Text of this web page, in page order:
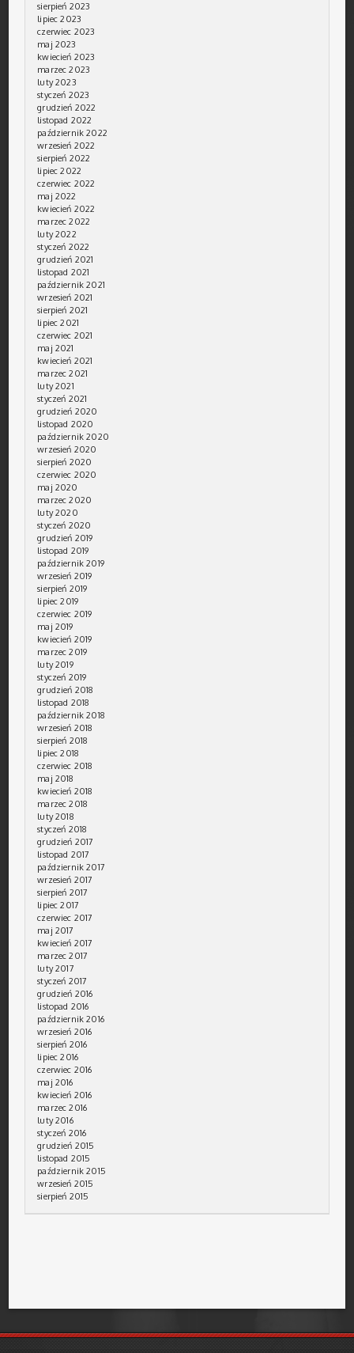
sierpień 2023
lipiec 2023
czerwiec 2023
maj 2023
kwiecień 2023
marzec 2023
luty 2023
styczeń 2023
grudzień 2022
listopad 2022
październik 2022
wrzesień 2022
sierpień 2022
lipiec 2022
czerwiec 2022
maj 2022
kwiecień 2022
marzec 2022
luty 2022
styczeń 2022
grudzień 2021
listopad 2021
październik 2021
wrzesień 2021
sierpień 2021
lipiec 2021
czerwiec 2021
maj 2021
kwiecień 2021
marzec 2021
luty 2021
styczeń 2021
grudzień 2020
listopad 2020
październik 2020
wrzesień 2020
sierpień 2020
czerwiec 2020
maj 2020
marzec 2020
luty 2020
styczeń 2020
grudzień 2019
listopad 2019
październik 2019
wrzesień 2019
sierpień 2019
lipiec 2019
czerwiec 2019
maj 2019
kwiecień 2019
marzec 2019
luty 2019
styczeń 2019
grudzień 2018
listopad 2018
październik 2018
wrzesień 2018
sierpień 2018
lipiec 2018
czerwiec 2018
maj 2018
kwiecień 2018
marzec 2018
luty 2018
styczeń 2018
grudzień 2017
listopad 2017
październik 2017
wrzesień 2017
sierpień 2017
lipiec 2017
czerwiec 2017
maj 2017
kwiecień 2017
marzec 2017
luty 2017
styczeń 2017
grudzień 2016
listopad 2016
październik 2016
wrzesień 2016
sierpień 2016
lipiec 2016
czerwiec 2016
maj 2016
kwiecień 2016
marzec 2016
luty 2016
styczeń 2016
grudzień 2015
listopad 2015
październik 2015
wrzesień 2015
sierpień 2015